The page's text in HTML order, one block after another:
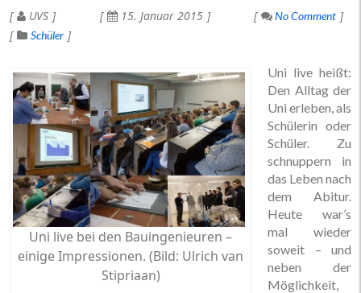
UVS 15. Januar 2015
No Comment
Schüler
Uni live bei den Bauingenieuren –
einige Impressionen. (Bild: Ulrich van
Stipriaan)
Uni live heißt:
Den Alltag der
Uni erleben, als
Schülerin oder
Schüler. Zu
schnuppern in
das Leben nach
dem Abitur.
Heute war’s
mal wieder
soweit – und
neben der
Möglichkeit,